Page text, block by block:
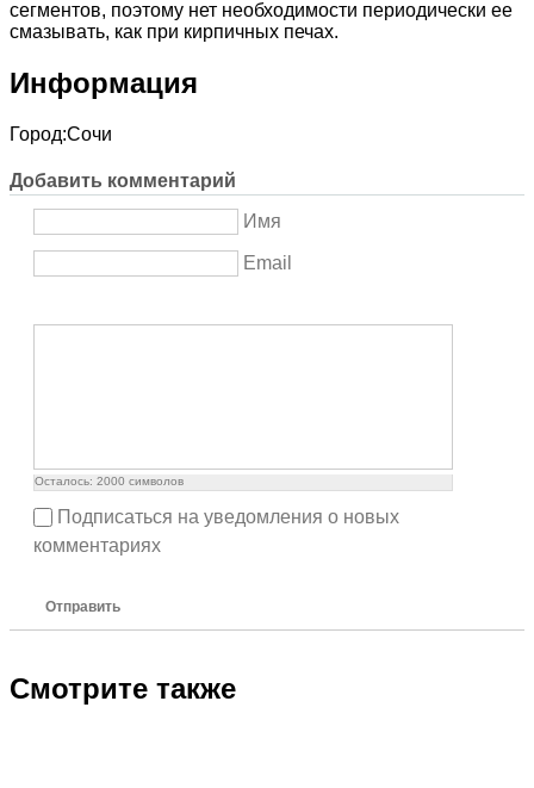
сегментов, поэтому нет необходимости периодически ее
смазывать, как при кирпичных печах.
Информация
Город:Сочи
Добавить комментарий
Имя
Email
Осталось: 2000 символов
Подписаться на уведомления о новых
комментариях
Отправить
Смотрите также